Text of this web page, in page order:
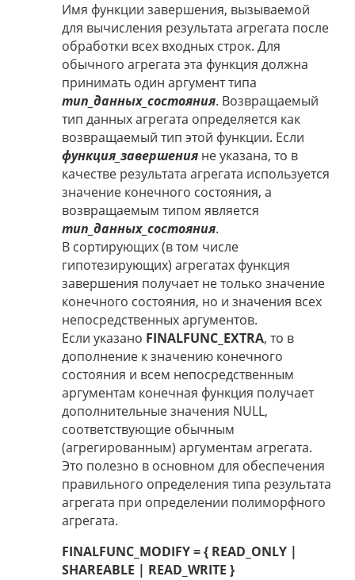
Имя функции завершения, вызываемой
для вычисления результата агрегата после
обработки всех входных строк. Для
обычного агрегата эта функция должна
принимать один аргумент типа
тип_данных_состояния. Возвращаемый
тип данных агрегата определяется как
возвращаемый тип этой функции. Если
функция_завершения не указана, то в
качестве результата агрегата используется
значение конечного состояния, а
возвращаемым типом является
тип_данных_состояния.
В сортирующих (в том числе
гипотезирующих) агрегатах функция
завершения получает не только значение
конечного состояния, но и значения всех
непосредственных аргументов.
Если указано FINALFUNC_EXTRA, то в
дополнение к значению конечного
состояния и всем непосредственным
аргументам конечная функция получает
дополнительные значения NULL,
соответствующие обычным
(агрегированным) аргументам агрегата.
Это полезно в основном для обеспечения
правильного определения типа результата
агрегата при определении полиморфного
агрегата.
FINALFUNC_MODIFY = { READ_ONLY |
SHAREABLE | READ_WRITE }